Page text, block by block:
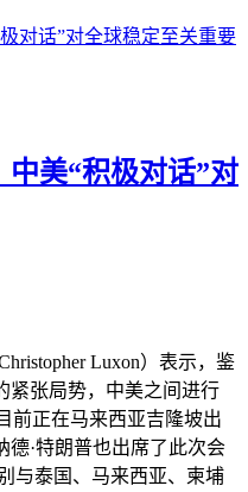
美“积极对话”对
Luxon）表示，鉴
紧张局势，中美之间进行
前正在马来西亚吉隆坡出
德·特朗普也出席了此次会
与泰国、马来西亚、柬埔